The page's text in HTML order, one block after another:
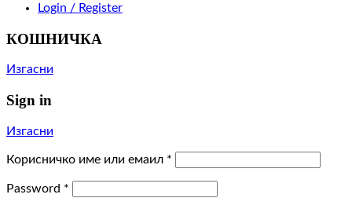
Login / Register
КОШНИЧКА
Изгасни
Sign in
Изгасни
Корисничко име или емаил *
Password *